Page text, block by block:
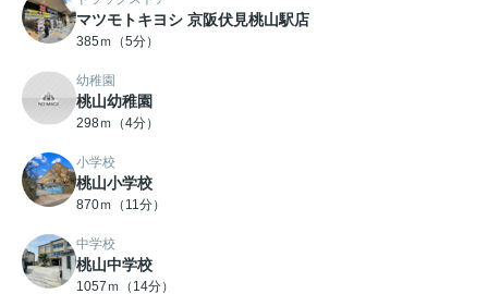
マツモトキヨシ 京阪伏見桃山駅店
385ｍ（5分）
幼稚園
桃山幼稚園
298ｍ（4分）
小学校
桃山小学校
870ｍ（11分）
中学校
桃山中学校
1057ｍ（14分）